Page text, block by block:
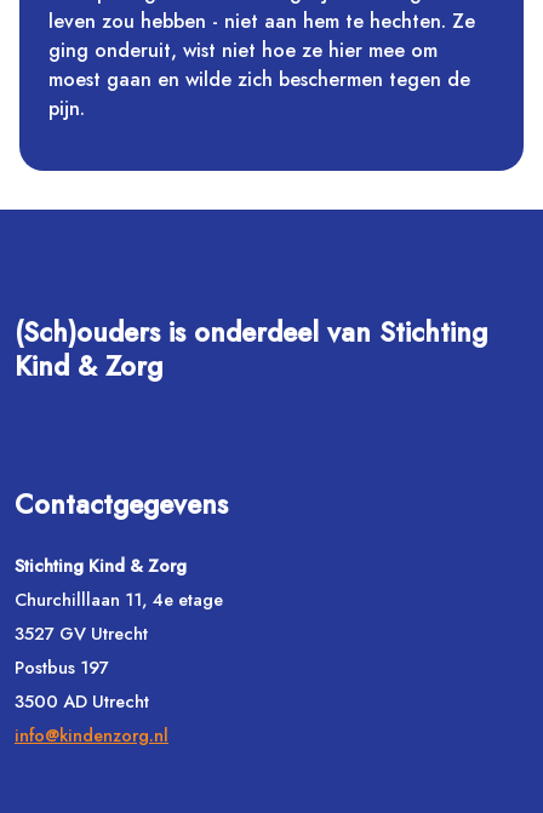
leven zou hebben - niet aan hem te hechten. Ze
ging onderuit, wist niet hoe ze hier mee om
moest gaan en wilde zich beschermen tegen de
pijn.
(Sch)ouders is onderdeel van Stichting
Kind & Zorg
Contactgegevens
Stichting Kind & Zorg
Churchilllaan 11, 4e etage
3527 GV Utrecht
Postbus 197
3500 AD Utrecht
info@kindenzorg.nl